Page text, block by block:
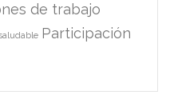
de trabajo
Participación